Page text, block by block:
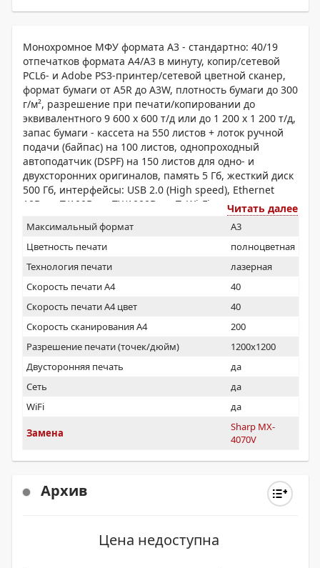
Монохромное МФУ формата A3 - стандартно: 40/19
отпечатков формата A4/A3 в минуту, копир/сетевой
PCL6- и Adobe PS3-принтер/сетевой цветной сканер,
формат бумаги от A5R до A3W, плотность бумаги до 300
г/м², разрешение при печати/копировании до
эквивалентного 9 600 x 600 т/д или до 1 200 х 1 200 т/д,
запас бумаги - кассета на 550 листов + лоток ручной
подачи (байпас) на 100 листов, однопроходный
автоподатчик (DSPF) на 150 листов для одно- и
двухсторонних оригиналов, память 5 Гб, жесткий диск
500 Гб, интерфейсы: USB 2.0 (High speed), Ethernet
10Base-T/100Base-TX/1000Base-T, Wi-Fi
(IEEE802.11b/n/g), считыватель NFC для мобильной
печати/сканирования, дуплекс, фотобарабан.
Читать далее
Максимальный формат
A3
Цветность печати
полноцветная
Технология печати
лазерная
Скорость печати А4
40
Скорость печати А4 цвет
40
Скорость сканирования А4
200
Разрешение печати (точек/дюйм)
1200x1200
Двусторонняя печать
да
Сеть
да
WiFi
да
Замена
Sharp MX-
4070V
Архив
Цена недоступна